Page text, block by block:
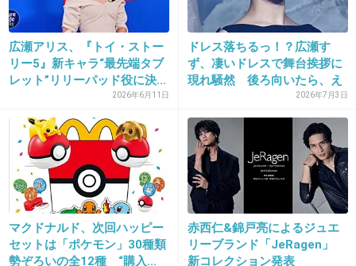
+42 -3
ゆりやんで笑ったこと無い私アピール
+11 -3
28. 匿名2018/11/30(金) 18:38:13
ゆりやんつまらないって言ってる人をゆりやんはネタにし
広瀬アリス、『トイ・ストー
リー5』新キャラ“最先端タブ
レット”リリーパッド役に決...
2026年6月11日
ドレス落ちるっ！？広瀬す
ず、凄いドレスで舞台挨拶に
現れ騒然 後ろ向いたら、え
2026年7月3日
マクドナルド、次回ハッピー
セットは「ポケモン」30種類
勢ぞろいの全12種 “購入...
赤西仁&錦戸亮によるジュエ
リーブランド「JeRagen」
新コレクション発表